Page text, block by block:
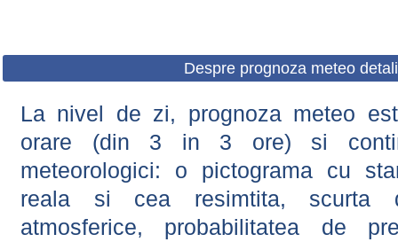
Despre prognoza meteo
La nivel de zi, prognoza meteo
orare (din 3 in 3 ore) si
meteorologici: o pictograma cu
reala si cea resimtita, scurta
atmosferice, probabilitatea de